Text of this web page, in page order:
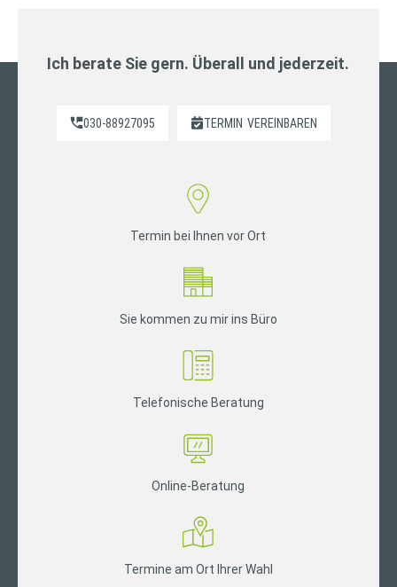
Ich berate Sie gern. Überall und jederzeit.
030-88927095 TERMIN VEREINBAREN
Termin bei Ihnen vor Ort
Sie kommen zu mir ins Büro
Telefonische Beratung
Online-Beratung
Termine am Ort Ihrer Wahl